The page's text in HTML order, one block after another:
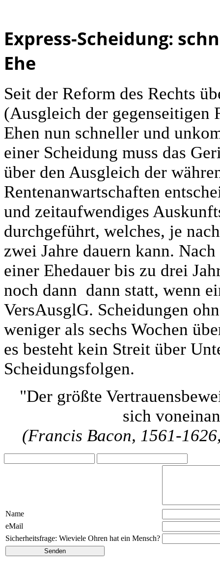
Express-Scheidung:
Ehe
Seit der Reform des Rechts
(Ausgleich der gegenseitigen
Ehen nun schneller und
einer Scheidung muss das
über den Ausgleich der
Rentenanwartschaften
und zeitaufwendiges
durchgeführt, welches, je
zwei Jahre dauern kann.
einer Ehedauer bis zu drei
noch dann dann statt, wenn
VersAusglG. Scheidungen
weniger als sechs Wochen
es besteht kein Streit über
Scheidungsfolgen.
"Der größte
sich
(Francis Bacon, 1561-
Name
eMail
Sicherheitsfrage: Wieviele Ohren hat ein Mensch?